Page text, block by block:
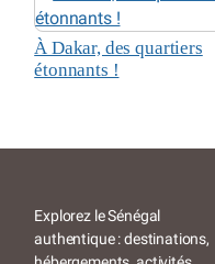
À Dakar, des quartiers
étonnants !
Explorez le Sénégal
authentique : destinations,